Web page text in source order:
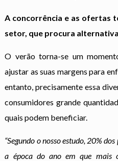
A concorrência e as ofertas
setor, que procura
O verão torna-se um
ajustar as suas margens para
entanto, precisamente essa
consumidores grande
quais podem beneficiar.
“Segundo o nosso estudo, 20%
a época do ano em que mais